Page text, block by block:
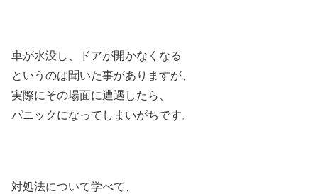
車が水没し、ドアが開かなくなる
というのは聞いた事がありますが、
実際にその場面に遭遇したら、
パニックになってしまいがちです。
対処法について学べて、